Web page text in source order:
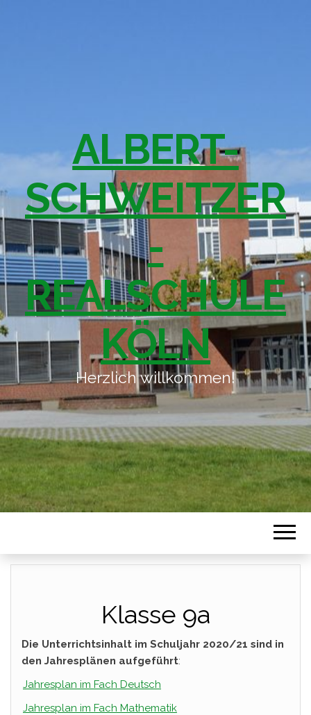
ALBERT-
SCHWEITZER
-
REALSCHULE
KÖLN
Herzlich willkommen!
Klasse 9a
Die Unterrichtsinhalt im Schuljahr 2020/21 sind in
den Jahresplänen aufgeführt:
Jahresplan im Fach Deutsch
Jahresplan im Fach Mathematik